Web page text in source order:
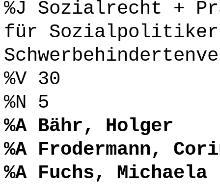
%J Sozialrecht +
für Sozialpolitiker
%V 30
%N 5
%A Bähr, Holger
%A Frodermann,
%A Fuchs, Michaela